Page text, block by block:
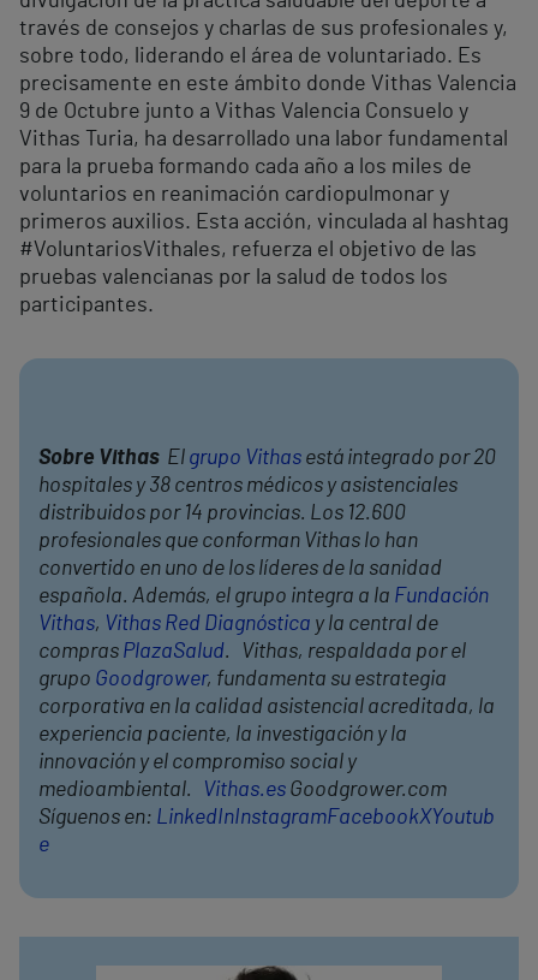
través de consejos y charlas de sus profesionales y,
sobre todo, liderando el área de voluntariado. Es
precisamente en este ámbito donde Vithas Valencia
9 de Octubre junto a Vithas Valencia Consuelo y
Vithas Turia, ha desarrollado una labor fundamental
para la prueba formando cada año a los miles de
voluntarios en reanimación cardiopulmonar y
primeros auxilios. Esta acción, vinculada al hashtag
#VoluntariosVithales, refuerza el objetivo de las
pruebas valencianas por la salud de todos los
participantes.
Sobre Vithas El grupo Vithas está integrado por 20
hospitales y 38 centros médicos y asistenciales
distribuidos por 14 provincias. Los 12.600
profesionales que conforman Vithas lo han
convertido en uno de los líderes de la sanidad
española. Además, el grupo integra a la Fundación
Vithas, Vithas Red Diagnóstica y la central de
compras PlazaSalud. Vithas, respaldada por el
grupo Goodgrower, fundamenta su estrategia
corporativa en la calidad asistencial acreditada, la
experiencia paciente, la investigación y la
innovación y el compromiso social y
medioambiental.
Vithas.es Goodgrower.com
Síguenos en: LinkedInInstagramFacebookXYoutub
e